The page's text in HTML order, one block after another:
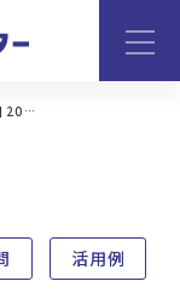
関して
活用例